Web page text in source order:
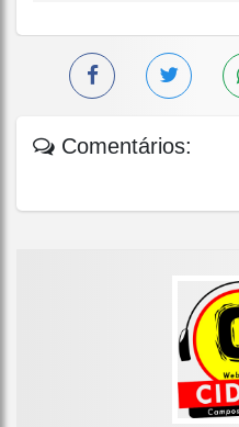
Comentários: